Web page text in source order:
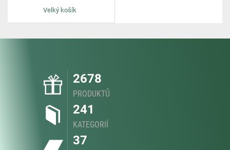
Velký košík
2678
PRODUKTŮ
241
KATEGORIÍ
37